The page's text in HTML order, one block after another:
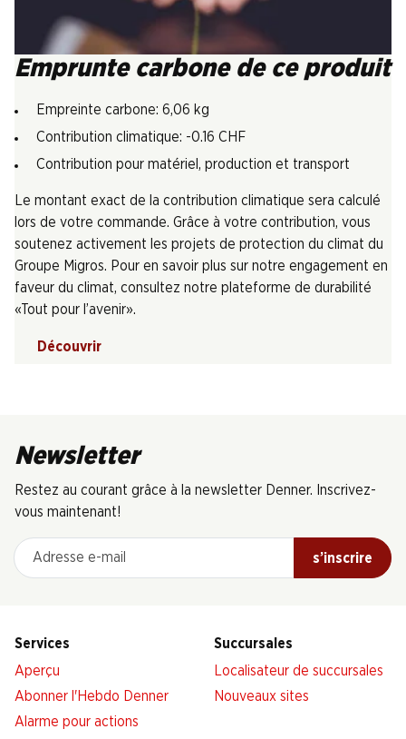
Emprunte carbone de ce produit
Empreinte carbone: 6,06 kg
Contribution climatique: -0.16 CHF
Contribution pour matériel, production et transport
Le montant exact de la contribution climatique sera calculé
lors de votre commande. Grâce à votre contribution, vous
soutenez activement les projets de protection du climat du
Groupe Migros. Pour en savoir plus sur notre engagement en
faveur du climat, consultez notre plateforme de durabilité
«Tout pour l’avenir».
Découvrir
Newsletter
Restez au courant grâce à la newsletter Denner. Inscrivez-
vous maintenant!
Adresse e-mail
s’inscrire
Services
Aperçu
Abonner l'Hebdo Denner
Alarme pour actions
Succursales
Localisateur de succursales
Nouveaux sites